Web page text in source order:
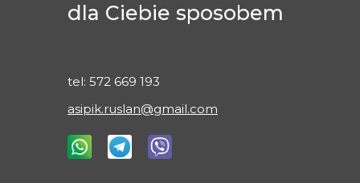
dla Ciebie sposobem
asipik.ruslan@gmail.com
tel: 572 669 193